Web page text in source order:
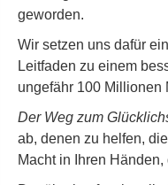
geworden.
Wir setzen uns dafür
Leitfaden zu einem
ungefähr 100 Millionen
Der Weg zum
ab, denen zu helfen,
Macht in Ihren